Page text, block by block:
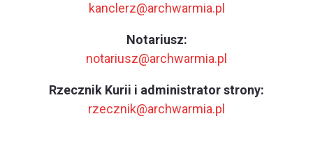
kanclerz@archwarmia.pl
Notariusz:
notariusz@archwarmia.pl
Rzecznik Kurii i administrator strony:
rzecznik@archwarmia.pl